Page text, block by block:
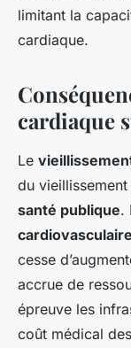
limitant la
cardiaque.
cardiaque
Le
du
santé publique.
cesse
accrue de
épreuve les
coût médical